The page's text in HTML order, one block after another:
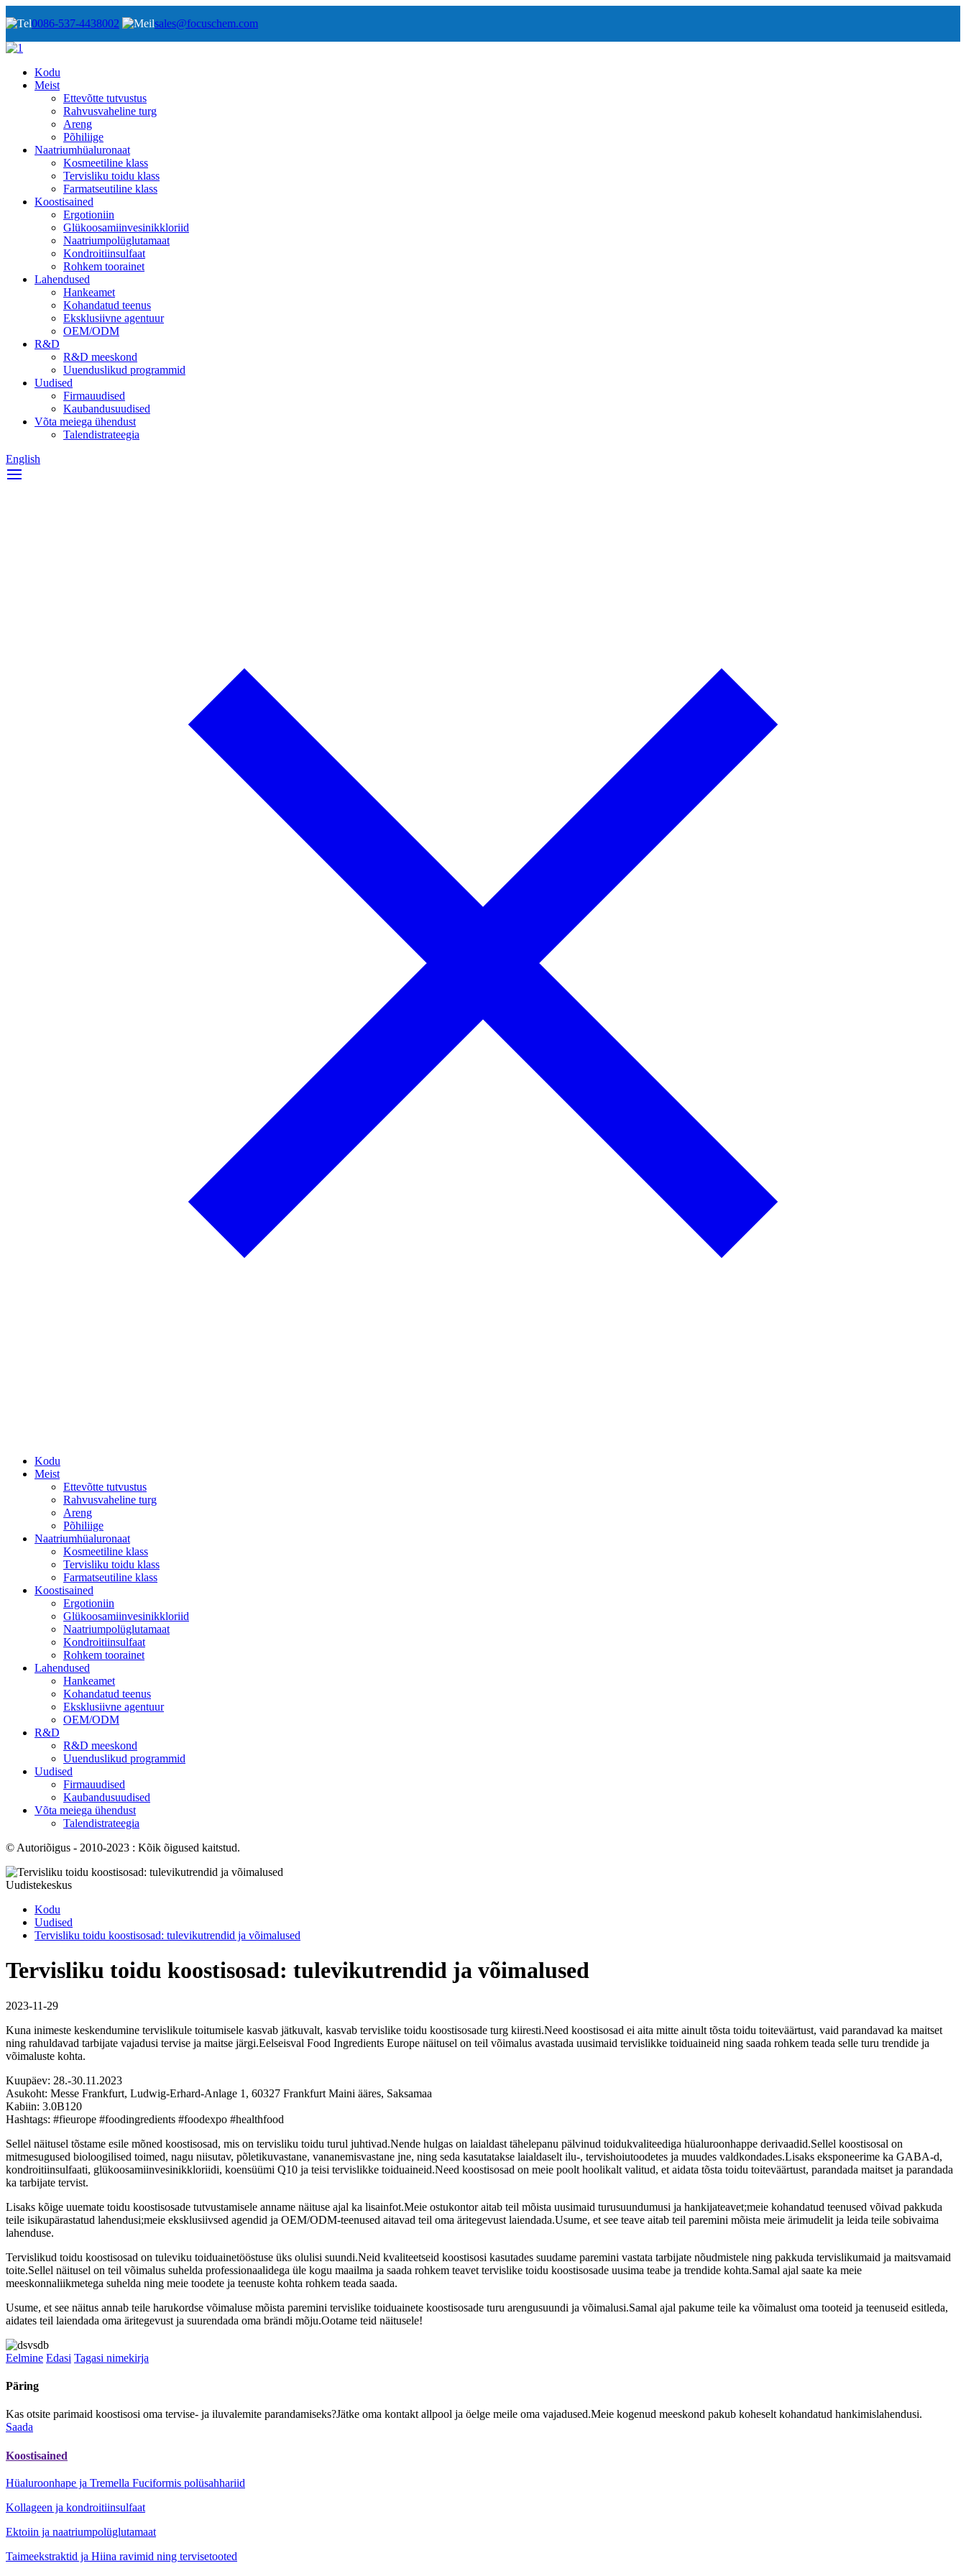
0086-537-4438002 sales@focuschem.com
Kodu
Meist
Ettevõtte tutvustus
Rahvusvaheline turg
Areng
Põhiliige
Naatriumhüaluronaat
Kosmeetiline klass
Tervisliku toidu klass
Farmatseutiline klass
Koostisained
Ergotioniin
Glükoosamiinvesinikkloriid
Naatriumpolüglutamaat
Kondroitiinsulfaat
Rohkem toorainet
Lahendused
Hankeamet
Kohandatud teenus
Eksklusiivne agentuur
OEM/ODM
R&D
R&D meeskond
Uuenduslikud programmid
Uudised
Firmauudised
Kaubandusuudised
Võta meiega ühendust
Talendistrateegia
English
Kodu
Meist
Ettevõtte tutvustus
Rahvusvaheline turg
Areng
Põhiliige
Naatriumhüaluronaat
Kosmeetiline klass
Tervisliku toidu klass
Farmatseutiline klass
Koostisained
Ergotioniin
Glükoosamiinvesinikkloriid
Naatriumpolüglutamaat
Kondroitiinsulfaat
Rohkem toorainet
Lahendused
Hankeamet
Kohandatud teenus
Eksklusiivne agentuur
OEM/ODM
R&D
R&D meeskond
Uuenduslikud programmid
Uudised
Firmauudised
Kaubandusuudised
Võta meiega ühendust
Talendistrateegia
© Autoriõigus - 2010-2023 : Kõik õigused kaitstud.
Uudistekeskus
Kodu
Uudised
Tervisliku toidu koostisosad: tulevikutrendid ja võimalused
Tervisliku toidu koostisosad: tulevikutrendid ja võimalused
2023-11-29
Kuna inimeste keskendumine tervislikule toitumisele kasvab jätkuvalt, kasvab tervislike toidu koostisosade turg kiiresti.Need koostisosad ei aita mitte ainult tõsta toidu toiteväärtust, vaid parandavad ka maitset
ning rahuldavad tarbijate vajadusi tervise ja maitse järgi.Eelseisval Food Ingredients Europe näitusel on teil võimalus avastada uusimaid tervislikke toiduaineid ning saada rohkem teada selle turu trendide ja
võimaluste kohta.
Kuupäev: 28.-30.11.2023
Asukoht: Messe Frankfurt, Ludwig-Erhard-Anlage 1, 60327 Frankfurt Maini ääres, Saksamaa
Kabiin: 3.0B120
Hashtags: #fieurope #foodingredients #foodexpo #healthfood
Sellel näitusel tõstame esile mõned koostisosad, mis on tervisliku toidu turul juhtivad.Nende hulgas on laialdast tähelepanu pälvinud toidukvaliteediga hüaluroonhappe derivaadid.Sellel koostisosal on
mitmesugused bioloogilised toimed, nagu niisutav, põletikuvastane, vananemisvastane jne, ning seda kasutatakse laialdaselt ilu-, tervishoiutoodetes ja muudes valdkondades.Lisaks eksponeerime ka GABA-d,
kondroitiinsulfaati, glükoosamiinvesinikkloriidi, koensüümi Q10 ja teisi tervislikke toiduaineid.Need koostisosad on meie poolt hoolikalt valitud, et aidata tõsta toidu toiteväärtust, parandada maitset ja parandada
ka tarbijate tervist.
Lisaks kõige uuemate toidu koostisosade tutvustamisele anname näituse ajal ka lisainfot.Meie ostukontor aitab teil mõista uusimaid turusuundumusi ja hankijateavet;meie kohandatud teenused võivad pakkuda
teile isikupärastatud lahendusi;meie eksklusiivsed agendid ja OEM/ODM-teenused aitavad teil oma äritegevust laiendada.Usume, et see teave aitab teil paremini mõista meie ärimudelit ja leida teile sobivaima
lahenduse.
Tervislikud toidu koostisosad on tuleviku toiduainetööstuse üks olulisi suundi.Neid kvaliteetseid koostisosi kasutades suudame paremini vastata tarbijate nõudmistele ning pakkuda tervislikumaid ja maitsvamaid
toite.Sellel näitusel on teil võimalus suhelda professionaalidega üle kogu maailma ja saada rohkem teavet tervislike toidu koostisosade uusima teabe ja trendide kohta.Samal ajal saate ka meie
meeskonnaliikmetega suhelda ning meie toodete ja teenuste kohta rohkem teada saada.
Usume, et see näitus annab teile harukordse võimaluse mõista paremini tervislike toiduainete koostisosade turu arengusuundi ja võimalusi.Samal ajal pakume teile ka võimalust oma tooteid ja teenuseid esitleda,
aidates teil laiendada oma äritegevust ja suurendada oma brändi mõju.Ootame teid näitusele!
Eelmine Edasi Tagasi nimekirja
Päring
Kas otsite parimaid koostisosi oma tervise- ja iluvalemite parandamiseks?Jätke oma kontakt allpool ja öelge meile oma vajadused.Meie kogenud meeskond pakub koheselt kohandatud hankimislahendusi.
Saada
Koostisained
Hüaluroonhape ja Tremella Fuciformis polüsahhariid
Kollageen ja kondroitiinsulfaat
Ektoiin ja naatriumpolüglutamaat
Taimeekstraktid ja Hiina ravimid ning tervisetooted